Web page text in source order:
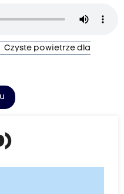
Czyste powietrze dla